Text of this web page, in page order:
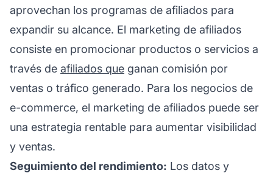
aprovechan los programas de afiliados para
expandir su alcance. El marketing de afiliados
consiste en promocionar productos o servicios a
través de afiliados que ganan comisión por
ventas o tráfico generado. Para los negocios de
e-commerce, el marketing de afiliados puede ser
una estrategia rentable para aumentar visibilidad
y ventas.
Seguimiento del rendimiento: Los datos y